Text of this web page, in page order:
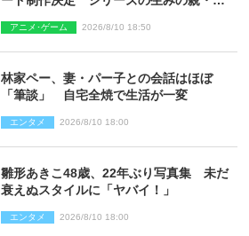
アニメ･ゲーム 2026/8/10 18:50
林家ペー、妻・パー子との会話はほぼ
「筆談」 自宅全焼で生活が一変
エンタメ 2026/8/10 18:00
雛形あきこ48歳、22年ぶり写真集 未だ
衰えぬスタイルに「ヤバイ！」
エンタメ 2026/8/10 18:00